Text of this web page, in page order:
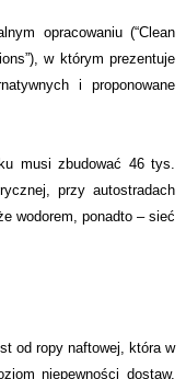
opracowaniu (“Clean
w którym prezentuje
i proponowane
musi zbudować 46 tys.
przy autostradach
wodorem, ponadto – sieć
od ropy naftowej, która w
niepewności dostaw,